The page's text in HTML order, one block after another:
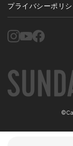
プライバシーポリ